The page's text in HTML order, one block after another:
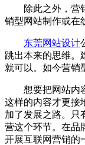
除此之外，营销
销型网站制作或在
东莞网站设计
跳出本来的思维。
就可以。如今营销
想要把网站内容
这样的内容才更接
加了发展之路。只
营这个环节。在品
开展互联网营销的